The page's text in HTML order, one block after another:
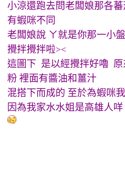
小涼還跑去問老闆娘那各
有蝦咪不同
老闆娘說 ㄚ就是你那一小
攪拌攪拌啦><
這圖下 是以經攪拌好嚕 原
粉 裡面有醬油和薑汁
混搭下而成的 至於為蝦咪
因為我家水水姐是高雄人咩